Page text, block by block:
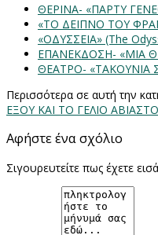
ΘΕΡΙΝΑ- «ΠΑΡΤΥ
«ΤΟ ΔΕΙΠΝΟ ΤΟΥ
«ΟΔΥΣΣΕΙΑ» (The
ΕΠΑΝΕΚΔΟΣΗ- «ΜΙΑ
ΘΕΑΤΡΟ- «ΤΑΚΟΥΝΙΑ
Περισσότερα σε αυτή την
ΕΞΟΥ ΚΑΙ ΤΟ ΓΕΛΙΟ
Αφήστε ένα σχόλιο
Σιγουρευτείτε πως έχετε